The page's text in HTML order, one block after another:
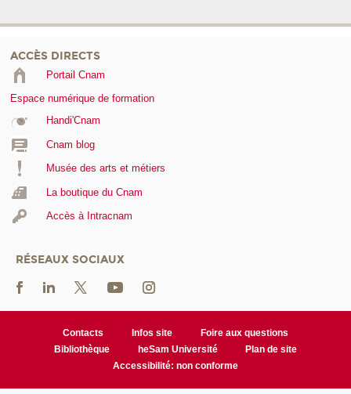
ACCÈS DIRECTS
Portail Cnam
Espace numérique de formation
Handi'Cnam
Cnam blog
Musée des arts et métiers
La boutique du Cnam
Accès à Intracnam
RÉSEAUX SOCIAUX
Contacts Infos site
Foire aux questions
Bibliothèque
heSam Université
Plan de site
Accessibilité: non conforme